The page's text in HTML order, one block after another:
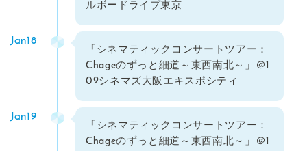
ルボードライブ東京
「シネマティックコンサートツアー：
Chageのずっと細道～東西南北～」＠1
09シネマズ大阪エキスポシティ
Jan18
「シネマティックコンサートツアー：
Chageのずっと細道～東西南北～」＠1
Jan19